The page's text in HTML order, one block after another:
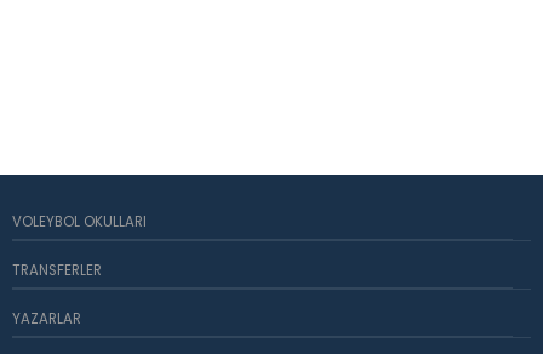
VOLEYBOL OKULLARI
TRANSFERLER
YAZARLAR